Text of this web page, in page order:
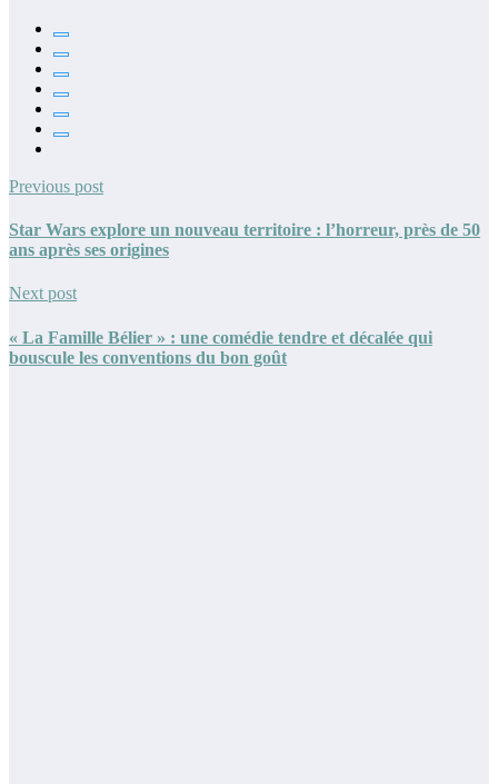
Previous post
Star Wars explore un nouveau territoire : l’horreur, près de 50
ans après ses origines
Next post
« La Famille Bélier » : une comédie tendre et décalée qui
bouscule les conventions du bon goût